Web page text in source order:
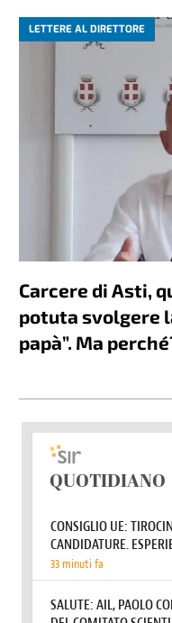
LETTERE AL DIRETTORE
Carcere di Asti,
potuta svolgere
papà”. Ma